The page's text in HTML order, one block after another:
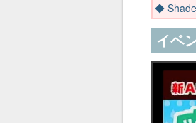
◆ Shade
イベ